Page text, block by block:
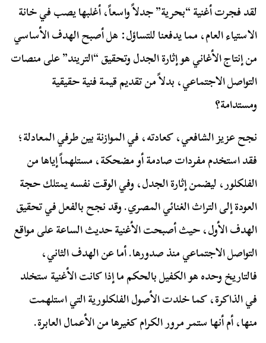
لقد فجرت أغنية “بحرية” جدلاً واسعاً، أغلبها يصب في خانة
الاستياء العام، مما يدفعنا للتساؤل: هل أصبح الهدف الأساسي
من إنتاج الأغاني هو إثارة الجدل وتحقيق “التريند” على منصات
التواصل الاجتماعي، بدلاً من تقديم قيمة فنية حقيقية
ومستدامة؟
نجح عزيز الشافعي، كعادته، في الموازنة بين طرفي المعادلة؛
فقد استخدم مفردات صادمة أو مضحكة، مستلهماً إياها من
الفلكلور، ليضمن إثارة الجدل، وفي الوقت نفسه يمتلك حجة
العودة إلى التراث الغنائي المصري. وقد نجح بالفعل في تحقيق
الهدف الأول، حيث أصبحت الأغنية حديث الساعة على مواقع
التواصل الاجتماعي منذ صدورها. أما عن الهدف الثاني،
فالتاريخ وحده هو الكفيل بالحكم ما إذا كانت الأغنية ستخلد
في الذاكرة، كما خلدت الأصول الفلكلورية التي استلهمت
منها، أم أنها ستمر مرور الكرام كغيرها من الأعمال العابرة.